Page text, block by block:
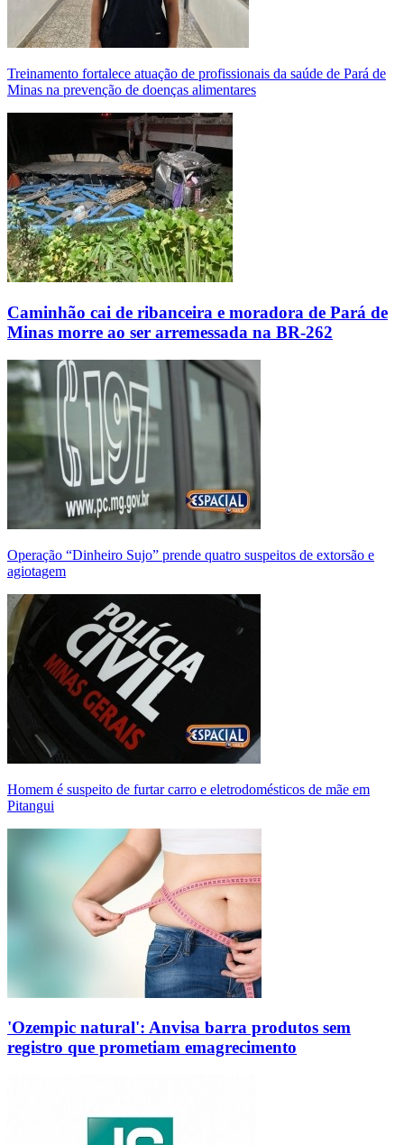
Treinamento fortalece atuação de profissionais da saúde de Pará de
Minas na prevenção de doenças alimentares
Caminhão cai de ribanceira e moradora de Pará de
Minas morre ao ser arremessada na BR-262
Operação “Dinheiro Sujo” prende quatro suspeitos de extorsão e
agiotagem
Homem é suspeito de furtar carro e eletrodomésticos de mãe em
Pitangui
'Ozempic natural': Anvisa barra produtos sem
registro que prometiam emagrecimento